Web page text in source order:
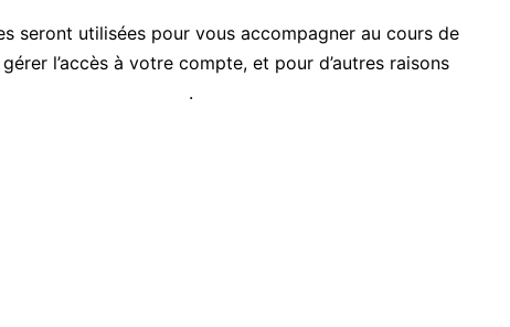
seront utilisées pour vous accompagner au cours de
l’accès à votre compte, et pour d’autres raisons
.